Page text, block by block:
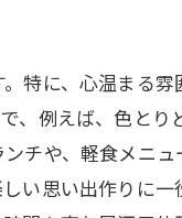
特に、心温まる
、例えば、色と
チや、軽食メニ
い思い出作りに